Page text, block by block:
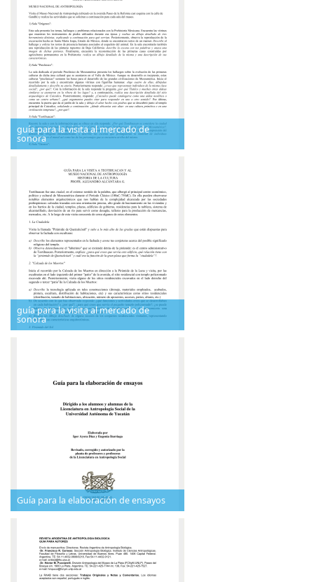
guía para la visita al mercado de
sonora
guía para la visita al mercado de
sonora
Guía para la elaboración de ensayos